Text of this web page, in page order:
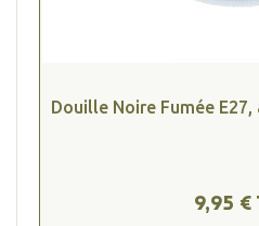
Douille Noire Fumée E27,
9,95 €